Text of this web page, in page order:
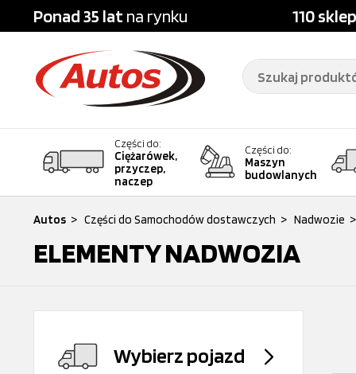
Ponad 35 lat na rynku 110
Części do:
Ciężarówek,
przyczep,
naczep
Części do:
Maszyn
budowlanych
Autos > Części do Samochodów dostawczych > Nadwozie >
ELEMENTY NADWOZIA
Wybierz pojazd